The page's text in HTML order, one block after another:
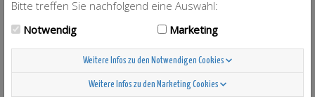
Bitte treffen Sie nachfolgend eine Auswahl:
Notwendig
Marketing
Weitere Infos zu den Notwendigen Cookies
Weitere Infos zu den Marketing Cookies